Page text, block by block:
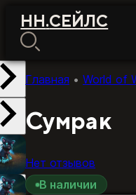
НН.СЕЙЛС
Главная • World of
Сумрак
Нет отзывов
В наличии